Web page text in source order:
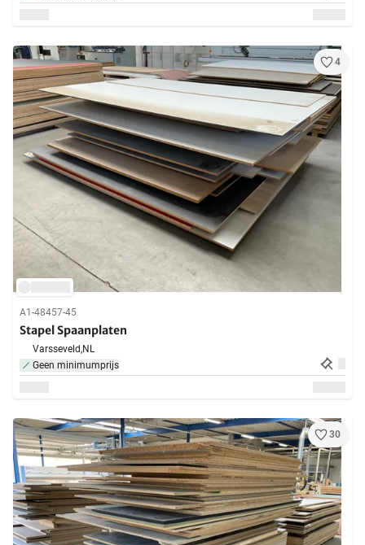
4
A1-48457-45
Stapel Spaanplaten
Varsseveld,NL
Geen minimumprijs
30